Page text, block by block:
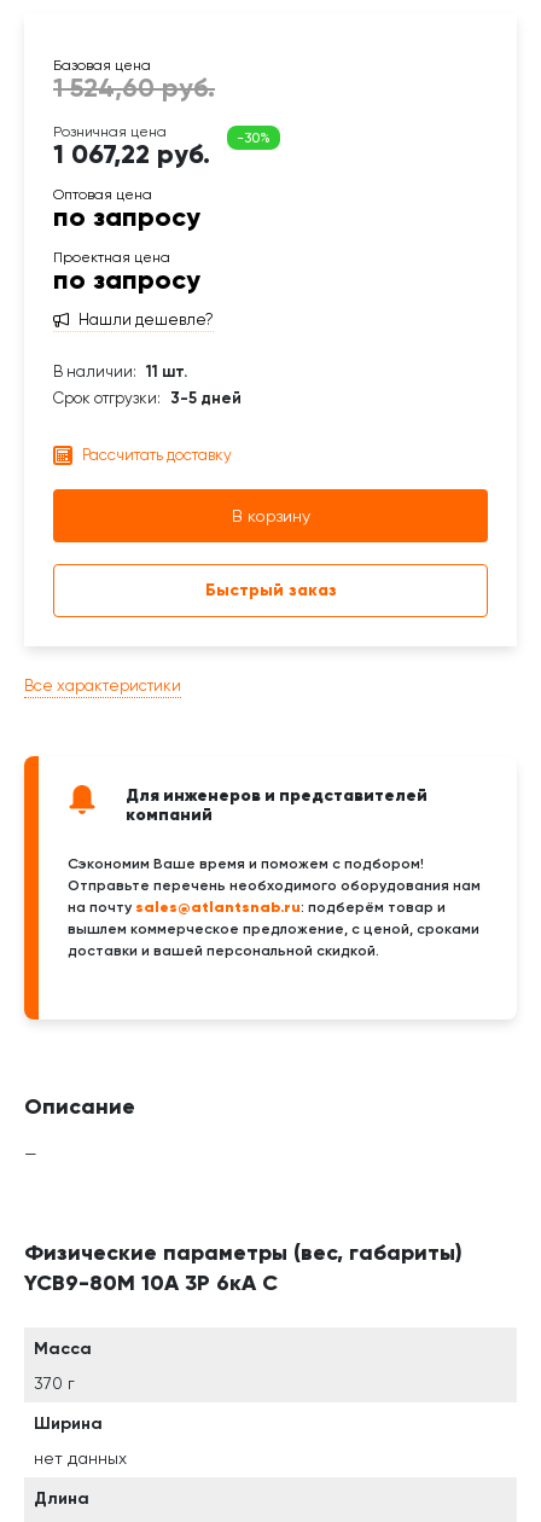
Все характеристики
Для инженеров и представителей
компаний
Сэкономим Ваше время и поможем с подбором!
Отправьте перечень необходимого оборудования нам
на почту sales@atlantsnab.ru: подберём товар и
вышлем коммерческое предложение, с ценой, сроками
доставки и вашей персональной скидкой.
1 067,22 руб.
по запросу
по запросу
Нашли дешевле?
В наличии: 11 шт.
Срок отгрузки:
3-5 дней
Рассчитать доставку
В корзину
Быстрый заказ
Описание
—
Физические параметры (вес, габариты)
YCB9-80M 10А 3P 6кА C
Масса
370 г
Ширина
нет данных
Длина